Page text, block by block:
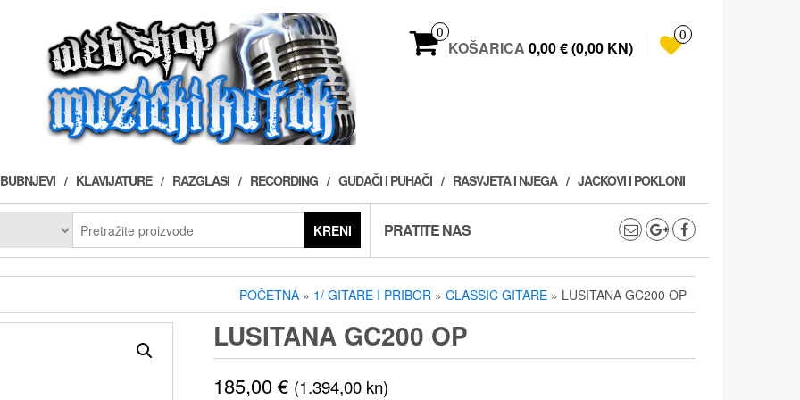
0
KOŠARICA 0,00 € (0,00 KN)
0
BUBNJEVI KLAVIJATURE RAZGLASI RECORDING GUDAČI I PUHAČI RASVJETA I NJEGA JACKOVI I POKLONI
KRENI PRATITE NAS
POČETNA » 1/ GITARE I PRIBOR » CLASSIC GITARE » LUSITANA GC200 OP
LUSITANA GC200 OP
185,00€ (1.394,00 kn)